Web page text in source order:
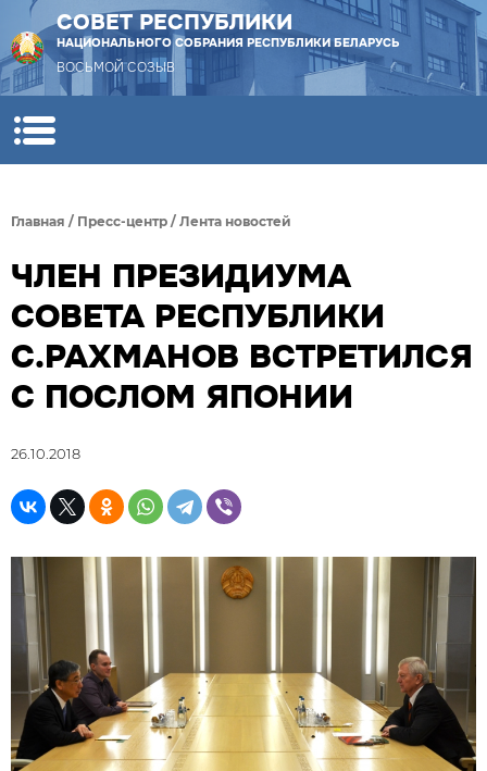
СОВЕТ РЕСПУБЛИКИ
НАЦИОНАЛЬНОГО СОБРАНИЯ РЕСПУБЛИКИ БЕЛАРУСЬ
ВОСЬМОЙ СОЗЫВ
Главная / Пресс-центр / Лента новостей
ЧЛЕН ПРЕЗИДИУМА
СОВЕТА РЕСПУБЛИКИ
С.РАХМАНОВ ВСТРЕТИЛСЯ
С ПОСЛОМ ЯПОНИИ
26.10.2018